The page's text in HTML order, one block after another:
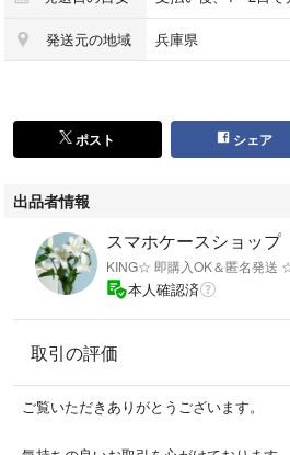
ことがございます、ご了承ください。
【個数】1個
★実用性：TPUケースで本体やキズや汚れ
★ストラップ穴付き
他にもスマホケース出品中です
す。またトラブル防止や品質確認の為に一
発送元の地域 兵庫県
ポスト シェア
出品者情報
スマホケースショップ
KING☆ 即購入OK＆匿名発送
本人確認済
取引の評価
ご覧いただきありがとうございます。